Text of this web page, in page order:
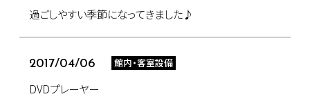
過ごしやすい季節になってきました♪
2017/04/06 館内・客室設備
DVDプレーヤー